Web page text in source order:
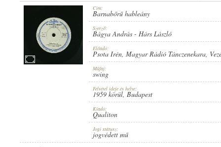
GENRE: SWING Cím:
Barnabőrű hableány
Szerző:
Bágya András - Hárs László
Előadó:
Psota Irén, Magyar Rádió Tánczenekara,
Műfaj:
swing
Felvétel ideje és helye:
1959 körül, Budapest
Kiadó:
Qualiton
Jogi státusz:
jogvédett mű